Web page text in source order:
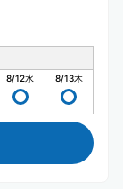
8/12水 8/13木